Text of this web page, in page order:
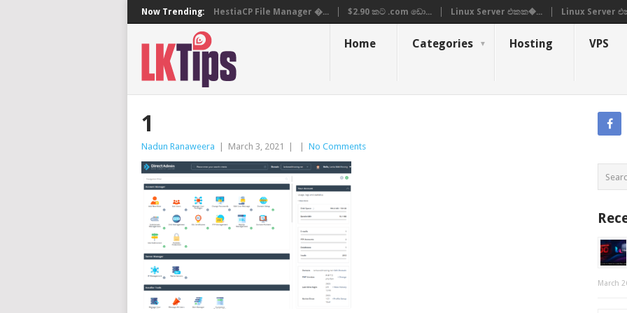
Now Trending: HestiaCP File Manager �... $2.90 කට .com ඩො... Linux Server එකක�... Linux Server
Home Categories Hosting VPS
1
Nadun Ranaweera March 3, 2021 No Comments
March